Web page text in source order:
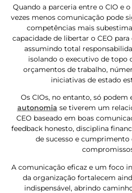
Quando a parceria entre o CIO e
vezes menos comunicação pode
competências mais
capacidade de libertar o CEO
assumindo total
isolando o executivo de topo
orçamentos de trabalho,
iniciativas de estado
Os CIOs, no entanto, só podem
autonomia se tiverem um
CEO baseado em boas
feedback honesto, disciplina
de sucesso e cumprimento
A comunicação eficaz e um foco
da organização fortalecem
indispensável, abrindo